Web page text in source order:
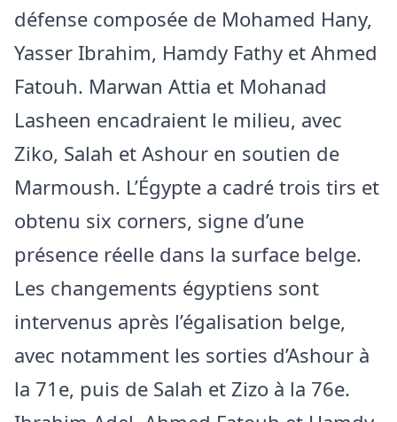
défense composée de Mohamed Hany,
Yasser Ibrahim, Hamdy Fathy et Ahmed
Fatouh. Marwan Attia et Mohanad
Lasheen encadraient le milieu, avec
Ziko, Salah et Ashour en soutien de
Marmoush. L’Égypte a cadré trois tirs et
obtenu six corners, signe d’une
présence réelle dans la surface belge.
Les changements égyptiens sont
intervenus après l’égalisation belge,
avec notamment les sorties d’Ashour à
la 71e, puis de Salah et Zizo à la 76e.